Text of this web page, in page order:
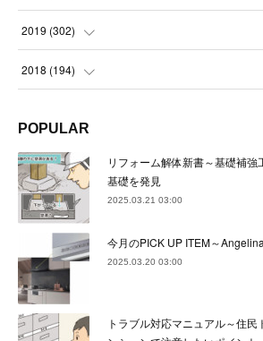
(24)
22)
(22)
(22)
(25
(21
(23 )
(24
(21
(24)
(21
( 23)
(22
(23
(22 )
(23
(23
(22)
(24
( 21)
(23
(22
(23)
(23
(22)
(23
( 24)
(24
(22
(22)
(24
(24)
(23
( 21)
2019 (302)
(23
(22)
(21)
(27)
(22
33)
2018 (194)
(17)
(32)
(36)
(30
34)
POPULAR
リフォーム解体新書～基礎補強
基礎を発見
2025.03.21 03:00
今月のPICK UP ITEM～
2025.03.20 03:00
トラブル対応マニュアル～住